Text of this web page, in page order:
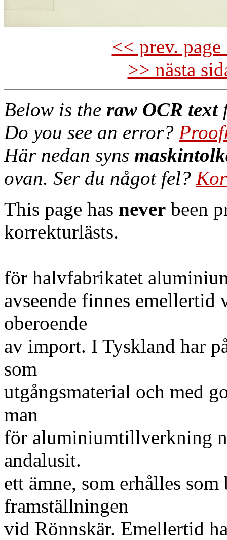
<< prev.
>> nästa
Below is the raw OCR text
Do you see an error?
Här nedan syns
ovan. Ser du något fel?
This page has never been
korrekturlästs.
för halvfabrikatet
avseende finnes emellertid
oberoende
av import. I Tyskland har
som
utgångsmaterial och med
man
för aluminiumtillverkning
andalusit.
ett ämne, som erhålles
framställningen
vid Rönnskär. Emellertid